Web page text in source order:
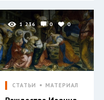
1 236 0 0
СТАТЬИ МАТЕРИАЛ